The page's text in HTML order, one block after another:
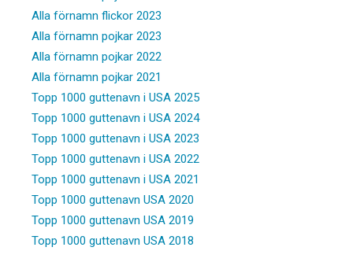
Alla förnamn flickor 2023
Alla förnamn pojkar 2023
Alla förnamn pojkar 2022
Alla förnamn pojkar 2021
Topp 1000 guttenavn i USA 2025
Topp 1000 guttenavn i USA 2024
Topp 1000 guttenavn i USA 2023
Topp 1000 guttenavn i USA 2022
Topp 1000 guttenavn i USA 2021
Topp 1000 guttenavn USA 2020
Topp 1000 guttenavn USA 2019
Topp 1000 guttenavn USA 2018